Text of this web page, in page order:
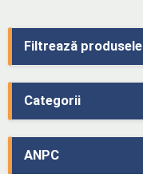
Filtrează produsele
Categorii
ANPC